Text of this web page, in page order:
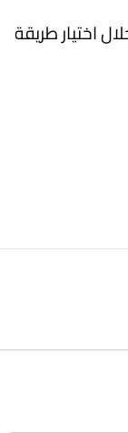
اختيار طريقة